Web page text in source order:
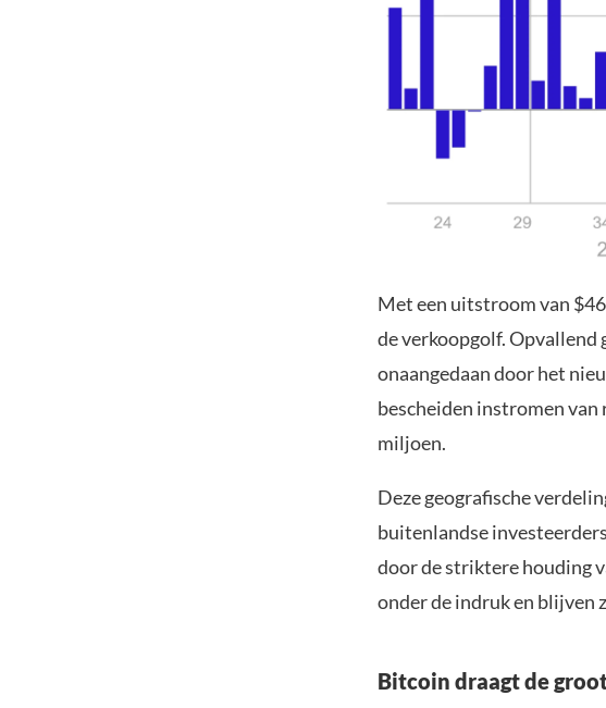
Met een uitstroom van
de verkoopgolf. Opvallend
onaangedaan door het
bescheiden instromen
miljoen.
Deze geografische
buitenlandse
door de striktere houding
onder de indruk en
Bitcoin draagt de